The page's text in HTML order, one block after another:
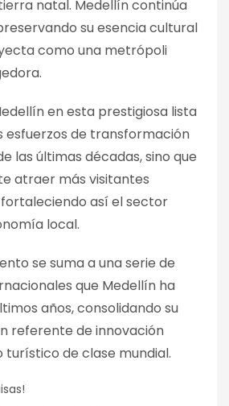
natal. Medellín continúa
su esencia cultural
como una metrópoli
en esta prestigiosa lista
esfuerzos de transformación
las últimas décadas, sino que
atraer más visitantes
así el sector
local.
se suma a una serie de
que Medellín ha
años, consolidando su
referente de innovación
turístico de clase mundial.